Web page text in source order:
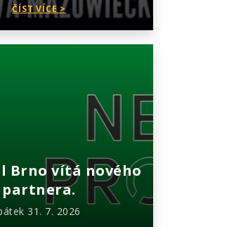
ČÍST VÍCE >
Brno vítá nového
partnera.
31. 7. 2026